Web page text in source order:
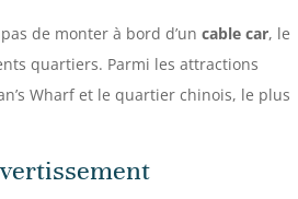
de monter à bord d’uncable car, le
quartiers. Parmi les attractions
Wharf et le quartier chinois, le plus